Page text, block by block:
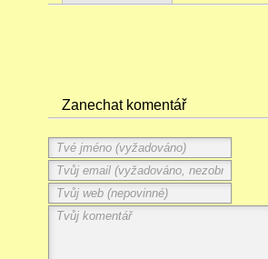
Zanechat komentář